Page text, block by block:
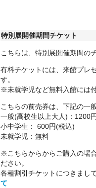
特別展開催期間チケット
こちらは、特別展開催期間の
有料チケットには、来館プレ
す。
※未就学児など無料入館には付
こちらの前売券は、下記の一
一般(高校生以上大人)：1200
小中学生： 600円(税込)
未就学児：無料
※こちらからからご購入の場
ださい。
各種割引チケットにつきまし
て